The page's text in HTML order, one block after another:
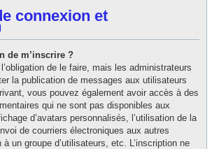
connexion et
de m’inscrire ?
de le faire, mais les administrateurs
la publication de messages aux utilisateurs
vous pouvez également avoir accès à des
qui ne sont pas disponibles aux
d’avatars personnalisés, l’utilisation de la
de courriers électroniques aux autres
à un groupe d’utilisateurs, etc. L’inscription ne